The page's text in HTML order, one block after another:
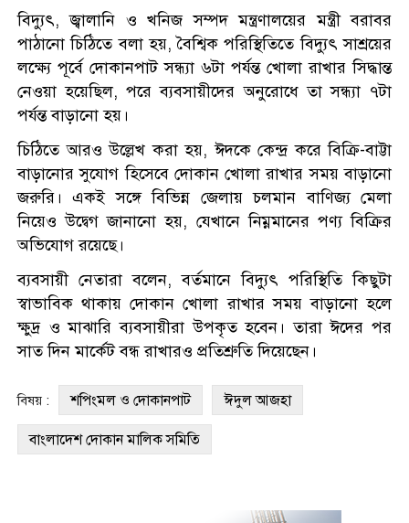
বিদ্যুৎ, জ্বালানি ও খনিজ সম্পদ মন্ত্রণালয়ের মন্ত্রী বরাবর
পাঠানো চিঠিতে বলা হয়, বৈশ্বিক পরিস্থিতিতে বিদ্যুৎ সাশ্রয়ের
লক্ষ্যে পূর্বে দোকানপাট সন্ধ্যা ৬টা পর্যন্ত খোলা রাখার সিদ্ধান্ত
নেওয়া হয়েছিল, পরে ব্যবসায়ীদের অনুরোধে তা সন্ধ্যা ৭টা
পর্যন্ত বাড়ানো হয়।
চিঠিতে আরও উল্লেখ করা হয়, ঈদকে কেন্দ্র করে বিক্রি-বাট্টা
বাড়ানোর সুযোগ হিসেবে দোকান খোলা রাখার সময় বাড়ানো
জরুরি। একই সঙ্গে বিভিন্ন জেলায় চলমান বাণিজ্য মেলা
নিয়েও উদ্বেগ জানানো হয়, যেখানে নিম্নমানের পণ্য বিক্রির
অভিযোগ রয়েছে।
ব্যবসায়ী নেতারা বলেন, বর্তমানে বিদ্যুৎ পরিস্থিতি কিছুটা
স্বাভাবিক থাকায় দোকান খোলা রাখার সময় বাড়ানো হলে
ক্ষুদ্র ও মাঝারি ব্যবসায়ীরা উপকৃত হবেন। তারা ঈদের পর
সাত দিন মার্কেট বন্ধ রাখারও প্রতিশ্রুতি দিয়েছেন।
বিষয় : শপিংমল ও দোকানপাট ঈদুল আজহা
বাংলাদেশ দোকান মালিক সমিতি